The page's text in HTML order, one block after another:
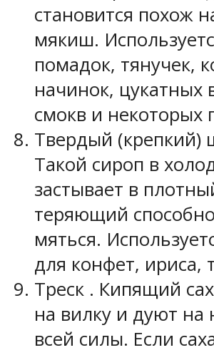
становится похож
мякиш.
помадок, тянучек,
начинок, цукатных
смокв и некоторых
Твердый (крепкий)
Такой сироп в
застывает в
теряющий
мяться.
для конфет, ириса,
Треcк . Кипящий
на вилку и дуют на
всей силы. Если